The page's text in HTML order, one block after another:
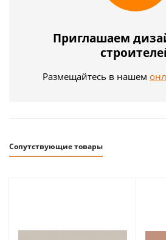
Приглашаем
Размещайтесь в нашем
Сопутствующие товары